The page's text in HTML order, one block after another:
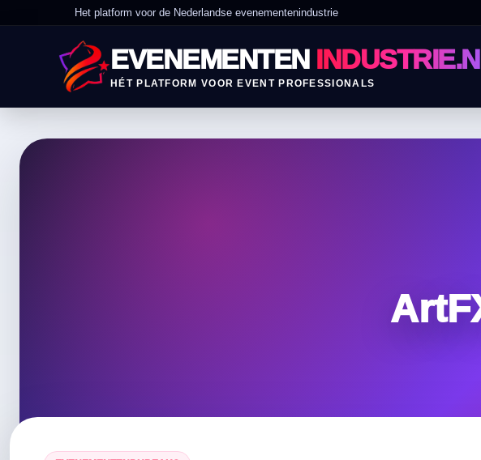
Het platform voor de Nederlandse evenementenindustrie
EVENEMENTEN
HÉT PLATFORM VOOR EVENT PROFESSIONALS